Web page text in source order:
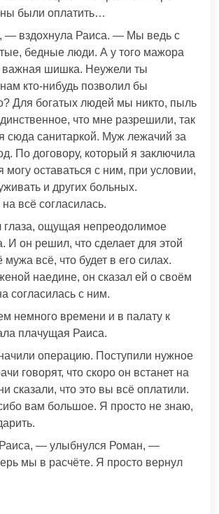
были оплатить…
— вздохнула Раиса. — Мы ведь с
бедные люди. А у того мажора
важная шишка. Неужели ты
кто-нибудь позволил бы
Для богатых людей мы никто, пыль
что мне разрешили, так
сюда санитаркой. Муж лежачий за
По договору, который я заключила
могу оставаться с ним, при условии,
и других больных.
всё согласилась.
глаза, ощущая непреодолимое
И он решил, что сделает для этой
всё, что будет в его силах.
наедине, он сказал ей о своём
согласилась с ним.
немного времени и в палату к
плачущая Раиса.
операцию. Поступили нужное
говорят, что скоро он встанет на
сказали, что это вы всё оплатили.
вам большое. Я просто не знаю,
— улыбнулся Роман, —
мы в расчёте. Я просто вернул